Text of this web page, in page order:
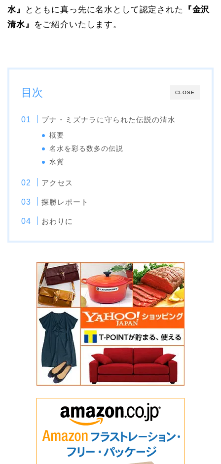
水』
とともに真っ先に名水として認定された
『金沢
清水』
をご紹介いたします。
CLOSE
目次
ブナ・ミズナラに守られた伝説の清水
概要
名水を彩る数多の伝説
水質
アクセス
探勝レポート
おわりに